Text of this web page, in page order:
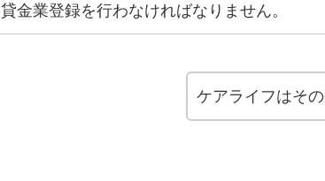
貸金業登録を行わなければなりません。
ケアライフはそ